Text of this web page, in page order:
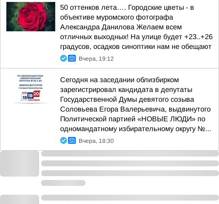
50 оттенков лета…. Городские цветы - в
объективе муромского фотографа
Александра Данилова Желаем всем
отличных выходных! На улице будет +23..+26
градусов, осадков синоптики нам не обещают
Вчера, 19:12
Сегодня на заседании облизбирком
зарегистрировал кандидата в депутаты
Государственной Думы девятого созыва
Соловьева Егора Валерьевича, выдвинутого
Политической партией «НОВЫЕ ЛЮДИ» по
одномандатному избирательному округу №...
Вчера, 18:30